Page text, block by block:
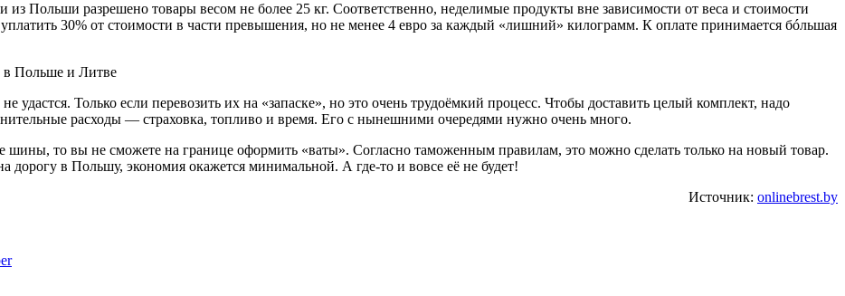
Польши разрешено товары весом не более 25 кг. Соответственно, неделимые продукты вне зависимости от веса и стоимости
30% от стоимости в части превышения, но не менее 4 евро за каждый «лишний» килограмм. К оплате принимается бóльшая
удастся. Только если перевозить их на «запаске», но это очень трудоёмкий процесс. Чтобы доставить целый комплект, надо
расходы — страховка, топливо и время. Его с нынешними очередями нужно очень много.
шины, то вы не сможете на границе оформить «ваты». Согласно таможенным правилам, это можно сделать только на новый товар.
дорогу в Польшу, экономия окажется минимальной. А где-то и вовсе её не будет!
Источник: onlinebrest.by